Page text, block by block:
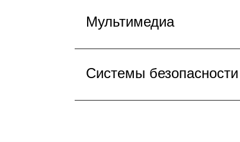
Мультимедиа
Системы безопасности